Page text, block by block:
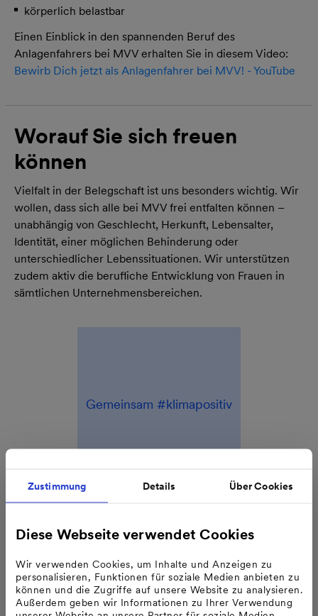
Zustimmung Details Über Cookies
Diese Webseite verwendet Cookies
Wir verwenden Cookies, um Inhalte und Anzeigen zu
personalisieren, Funktionen für soziale Medien anbieten zu
können und die Zugriffe auf unsere Website zu analysieren.
Außerdem geben wir Informationen zu Ihrer Verwendung
körperlich belastbar
Einen Einblick in den spannenden Beruf des
Anlagenfahrers bei MVV erhalten Sie in diesem Video:
Bewirb Dich jetzt als Anlagenfahrer bei MVV! - YouTube
Worauf Sie sich freuen
können
Vielfalt in der Belegschaft ist uns besonders wichtig. Wir
wollen, dass sich alle bei MVV frei entfalten können –
unabhängig von Geschlecht, Herkunft, Lebensalter,
Identität, einer möglichen Behinderung oder
unterschiedlicher Lebenssituationen. Wir unterstützen
zudem aktiv die berufliche Entwicklung von Frauen in
sämtlichen Unternehmensbereichen.
Gemeinsam #klimapositiv
Teamspirit